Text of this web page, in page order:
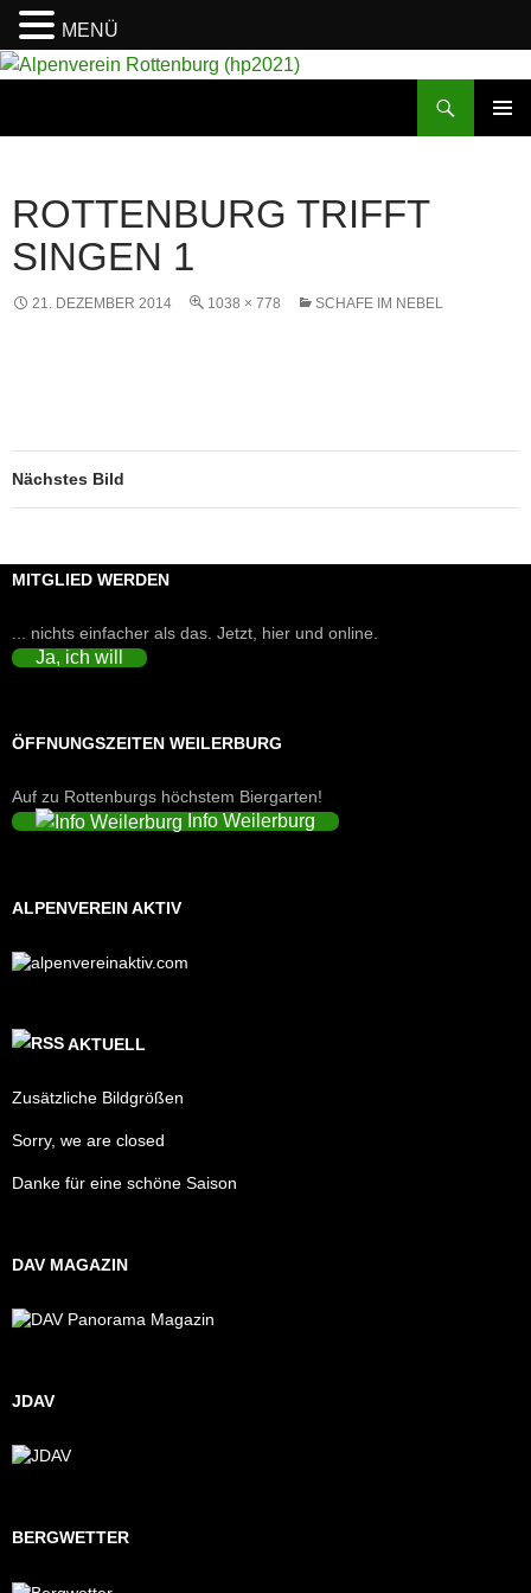
ROTTENBURG TRIFFT
SINGEN 1
21. DEZEMBER 2014 1038 × 778 SCHAFE IM NEBEL
Nächstes Bild
MITGLIED WERDEN
... nichts einfacher als das. Jetzt, hier und online.
Ja, ich will
ÖFFNUNGSZEITEN WEILERBURG
Auf zu Rottenburgs höchstem Biergarten!
Info Weilerburg
ALPENVEREIN AKTIV
AKTUELL
Zusätzliche Bildgrößen
Sorry, we are closed
Danke für eine schöne Saison
DAV MAGAZIN
JDAV
BERGWETTER
MENÜ